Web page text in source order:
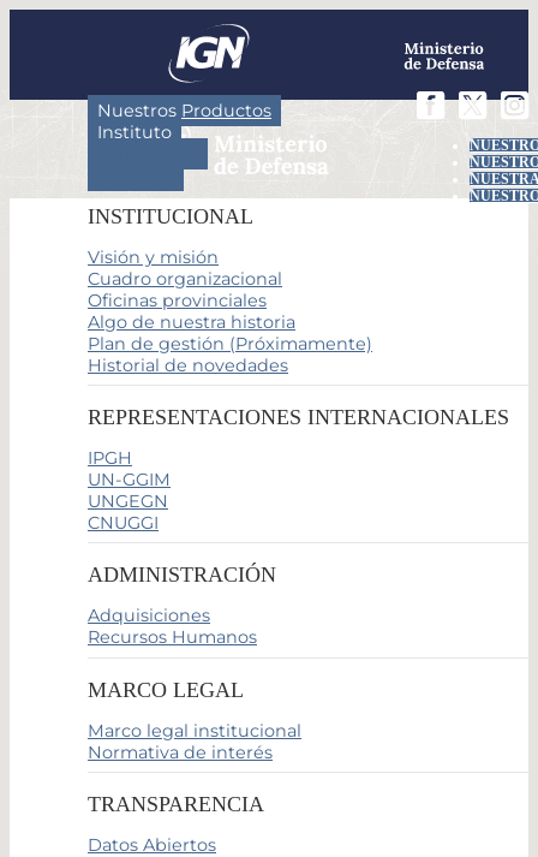
Nuestros Productos
Instituto
INSTITUCIONAL
Visión y misión
Cuadro organizacional
Oficinas provinciales
Algo de nuestra historia
Plan de gestión (Próximamente)
Historial de novedades
REPRESENTACIONES INTERNACIONALES
IPGH
UN-GGIM
UNGEGN
CNUGGI
ADMINISTRACIÓN
Adquisiciones
Recursos Humanos
MARCO LEGAL
Marco legal institucional
Normativa de interés
TRANSPARENCIA
Datos Abiertos